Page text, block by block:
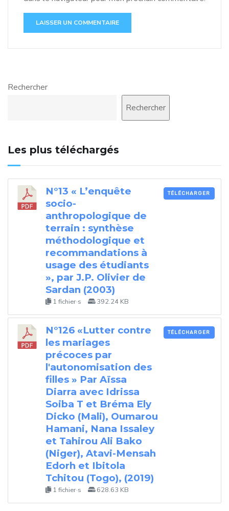
Rechercher
Rechercher
Les plus téléchargés
N°13 « L’enquête
socio-
anthropologique de
terrain : synthèse
méthodologique et
recommandations à
usage des étudiants
», par J.P. Olivier de
Sardan (2003)
1 fichier·s 392.24 KB
TÉLÉCHARGER
N°126 «Lutter contre
les mariages
précoces par
l'autonomisation des
filles » Par Aïssa
Diarra avec Idrissa
Soiba T et Bréma Ely
Dicko (Mali), Oumarou
Hamani, Nana Issaley
et Tahirou Ali Bako
(Niger), Atavi-Mensah
Edorh et Ibitola
Tchitou (Togo), (2019)
1 fichier·s 628.63 KB
TÉLÉCHARGER